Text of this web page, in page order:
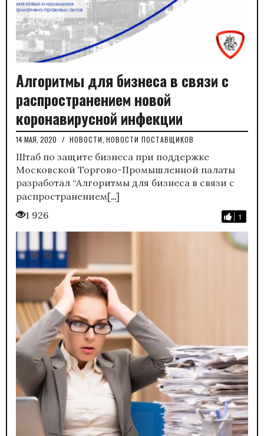
Алгоритмы для бизнеса в связи с
распространением новой
коронавирусной инфекции
14 МАЯ, 2020 / НОВОСТИ НОВОСТИ ПОСТАВЩИКОВ
Штаб по защите бизнеса при поддержке
Московской Торгово-Промышленной палаты
разработал “Алгоритмы для бизнеса в связи с
распространением[…]
1
1 926